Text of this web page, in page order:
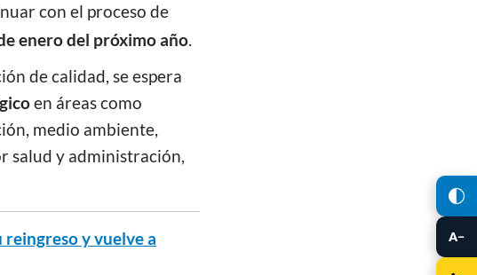
A−
con el proceso de
enero del próximo año.
de calidad, se espera
en áreas como
medio ambiente,
salud y administración,
reingreso y vuelve a